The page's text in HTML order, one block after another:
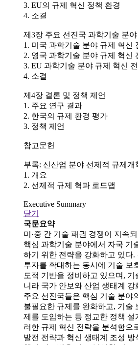
3. EU의 규제 혁신 정책 환경
4. 소결
제3장 주요 선진국 과학기술 분
1. 미국 과학기술 분야 규제 혁신
2. 영국 과학기술 분야 규제 혁신
3. EU 과학기술 분야 규제 혁신
4. 소결
제4장 결론 및 정책 제언
1. 주요 연구 결과
2. 한국의 규제 환경 평가
3. 정책 제언
참고문헌
부록: 신산업 분야 선제적 규제
1. 개요
2. 선제적 규제 혁파 로드맵
Executive Summary
닫기
국문요약
미·중 간 기술 패권 경쟁이 지속
핵심 과학기술 분야에서 자국 기
하기 위한 전략을 강화하고 있다
투자를 확대하는 동시에 기술 보
도적 기반을 정비하고 있으며,
니라 국가 안보와 산업 생태계
주요 선진국들은 핵심 기술 분야
불필요한 규제를 완화하고, 기술
제를 도입하는 등 정교한 정책 설
러한 규제 혁신 전략을 분석함으
발전 전략과 혁신 생태계 조성 방